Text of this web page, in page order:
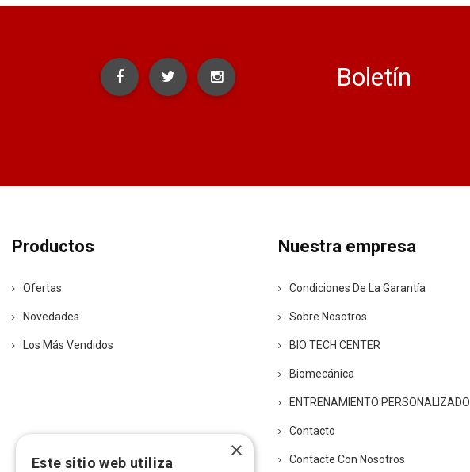
Boletín
Productos
Ofertas
Novedades
Los Más Vendidos
Nuestra empresa
Condiciones De La Garantía
Sobre Nosotros
BIO TECH CENTER
Biomecánica
ENTRENAMIENTO PERSONALIZADO
Contacto
Contacte Con Nosotros
×
Este sitio web utiliza